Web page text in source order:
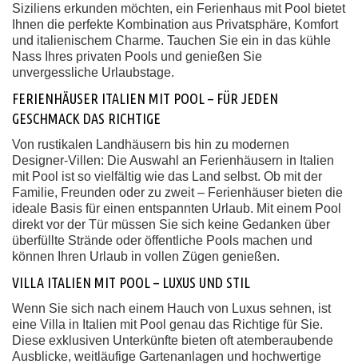
Siziliens erkunden möchten, ein Ferienhaus mit Pool bietet
Ihnen die perfekte Kombination aus Privatsphäre, Komfort
und italienischem Charme. Tauchen Sie ein in das kühle
Nass Ihres privaten Pools und genießen Sie
unvergessliche Urlaubstage.
FERIENHÄUSER ITALIEN MIT POOL – FÜR JEDEN
GESCHMACK DAS RICHTIGE
Von rustikalen Landhäusern bis hin zu modernen
Designer-Villen: Die Auswahl an Ferienhäusern in Italien
mit Pool ist so vielfältig wie das Land selbst. Ob mit der
Familie, Freunden oder zu zweit – Ferienhäuser bieten die
ideale Basis für einen entspannten Urlaub. Mit einem Pool
direkt vor der Tür müssen Sie sich keine Gedanken über
überfüllte Strände oder öffentliche Pools machen und
können Ihren Urlaub in vollen Zügen genießen.
VILLA ITALIEN MIT POOL – LUXUS UND STIL
Wenn Sie sich nach einem Hauch von Luxus sehnen, ist
eine Villa in Italien mit Pool genau das Richtige für Sie.
Diese exklusiven Unterkünfte bieten oft atemberaubende
Ausblicke, weitläufige Gartenanlagen und hochwertige